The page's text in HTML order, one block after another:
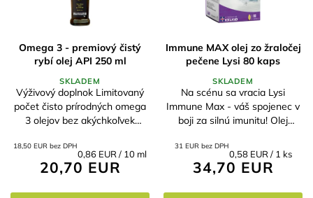
Omega 3 - premiový čistý
rybí olej API 250 ml
SKLADEM
18,50 EUR bez DPH
20,70 EUR
Jednotková
cena:
0,86 EUR / 10 ml
Výživový doplnok Limitovaný
počet čisto prírodných omega
3 olejov bez akýchkoľvek
cena/výkon/kvalita na trhu Vo
forme triglyceridov -
najvhodnejšie pre...
Immune MAX olej zo žraločej
pečene Lysi 80 kaps
SKLADEM
31 EUR bez DPH
34,70 EUR
Jednotková
cena:
0,58 EUR / 1 ks
Na scénu sa vracia Lysi
Immune Max - váš spojenec v
boji za silnú imunitu! Olej
ktoré sú veľmi vzácne a skvele
účinné.